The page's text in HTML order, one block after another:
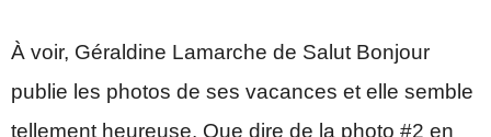
À voir, Géraldine Lamarche de Salut Bonjour
publie les photos de ses vacances et elle semble
tellement heureuse. Que dire de la photo #2 en